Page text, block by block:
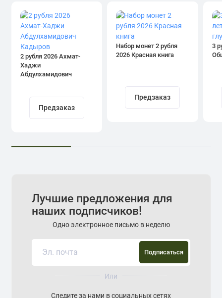
2 рубля 2026 Ахмат-
Хаджи
Абдулхамидович
Предзаказ
Набор монет 2 рубля
2026 Красная книга
Предзаказ
3
Лучшие предложения для
наших подписчиков!
Одно электронное письмо в неделю
Подписаться
Или
Следите за нами в социальных сетях